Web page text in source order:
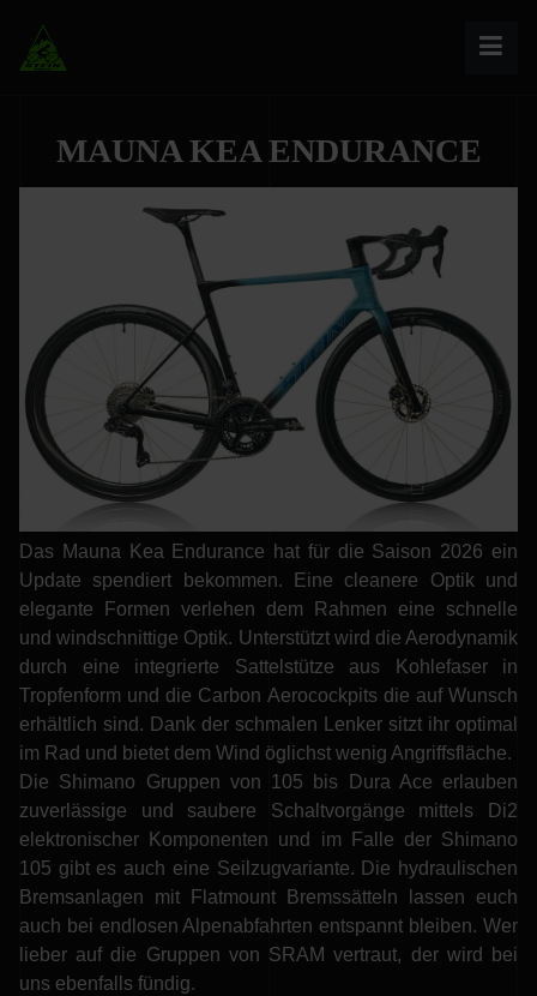
MAUNA KEA ENDURANCE
Das Mauna Kea Endurance hat für die Saison 2026 ein
Update spendiert bekommen. Eine cleanere Optik und
elegante Formen verlehen dem Rahmen eine schnelle
und windschnittige Optik. Unterstützt wird die Aerodynamik
durch eine integrierte Sattelstütze aus Kohlefaser in
Tropfenform und die Carbon Aerocockpits die auf Wunsch
erhältlich sind. Dank der schmalen Lenker sitzt ihr optimal
im Rad und bietet dem Wind öglichst wenig Angriffsfläche.
Die Shimano Gruppen von 105 bis Dura Ace erlauben
zuverlässige und saubere Schaltvorgänge mittels Di2
elektronischer Komponenten und im Falle der Shimano
105 gibt es auch eine Seilzugvariante. Die hydraulischen
Bremsanlagen mit Flatmount Bremssätteln lassen euch
auch bei endlosen Alpenabfahrten entspannt bleiben. Wer
lieber auf die Gruppen von SRAM vertraut, der wird bei
uns ebenfalls fündig.